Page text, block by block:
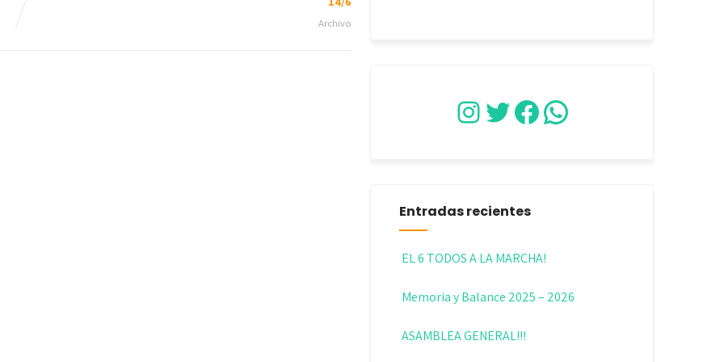
Archivo
Instagram
Twitter
Facebook
WhatsApp
Entradas recientes
EL 6 TODOS A LA MARCHA!
Memoria y Balance 2025 – 2026
ASAMBLEA GENERAL!!!